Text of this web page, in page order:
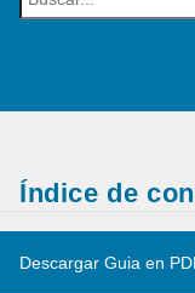
Índice de
Descargar Guia en